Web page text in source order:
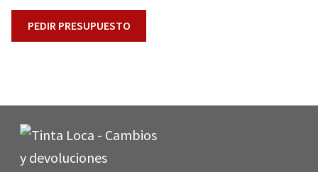
PEDIR PRESUPUESTO